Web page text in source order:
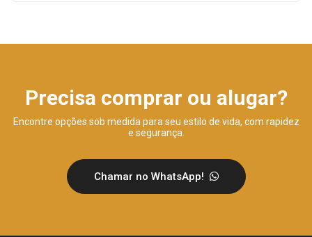
Precisa comprar ou alugar?
Encontre opções sob medida para seu estilo de vida, com rapidez
e segurança.
Chamar no WhatsApp!